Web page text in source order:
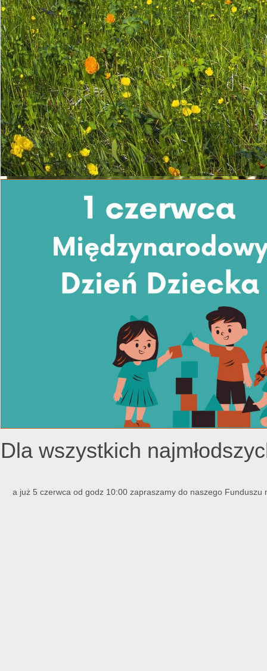
Dla wszystkich
a już 5 czerwca od godz 10:00 zapraszamy do naszego Funduszu